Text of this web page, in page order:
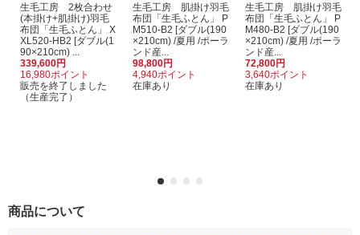
生毛工房 2枚合わせ
(本掛け+肌掛け)羽毛
布団「生毛ふとん」 X
XL520-HB2 [ダブル(1
90×210cm) ...
339,600円
16,980ポイント
販売を終了しました
（生産完了）
生毛工房 肌掛け羽毛
布団「生毛ふとん」 P
M510-B2 [ダブル(190
×210cm) /夏用 /ポーラ
ンド産...
98,800円
4,940ポイント
在庫あり
生毛工房 肌掛け羽毛
布団「生毛ふとん」 P
M480-B2 [ダブル(190
×210cm) /夏用 /ポーラ
ンド産...
72,800円
3,640ポイント
在庫あり
商品について